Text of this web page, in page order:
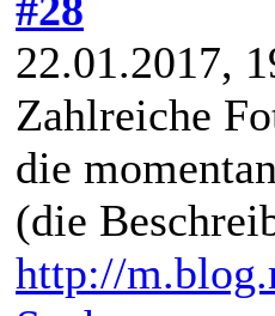
22.01.2017,
Zahlreiche
die
(die
http://